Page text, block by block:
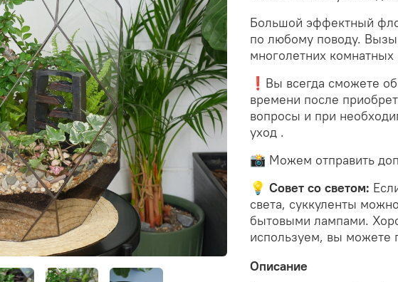
Большой эффектный
по любому поводу.
многолетних комнатных
❗Вы всегда сможете
времени после
вопросы и при
уход .
📸 Можем отправить
💡 Совет со светом:
света, суккуленты
бытовыми лампами.
используем, вы можете
Описание